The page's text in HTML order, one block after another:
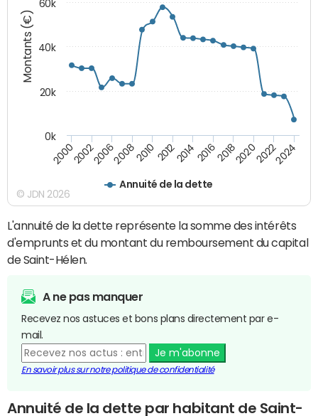
Montants (€)
Annuité de la dette
20002002200620082010 2012201420162018202020222024
0k
20k
40k
60k
© JDN 2026
L'annuité de la dette représente la somme des intérêts
d'emprunts et du montant du remboursement du capital
de Saint-Hélen.
A ne pas manquer
Recevez nos astuces et bons plans directement par e-
mail.
Je m'abonne
En savoir plus sur notre politique de confidentialité
Annuité de la dette par habitant de Saint-